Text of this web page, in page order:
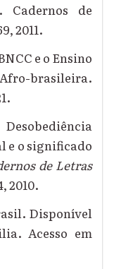
Cadernos de
2011.
e o Ensino
brasileira.
e o significado
de Letras
2010.
Disponível
Acesso em